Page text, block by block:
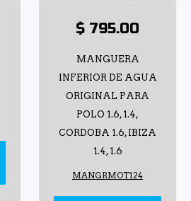
$ 795.00
MANGUERA
INFERIOR DE AGUA
ORIGINAL PARA
POLO 1.6, 1.4,
CORDOBA 1.6, IBIZA
1.4, 1.6
MANGRMOT124